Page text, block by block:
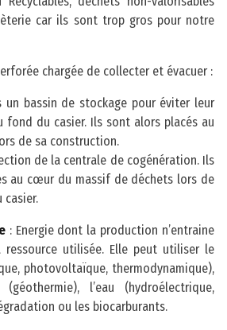
car ils sont trop gros pour notre
chargée de collecter et évacuer :
un bassin de stockage pour éviter leur
fond du casier. Ils sont alors placés au
de sa construction.
de la centrale de cogénération. Ils
au cœur du massif de déchets lors de
casier.
: Energie dont la production n’entraine
ressource utilisée. Elle peut utiliser le
photovoltaïque, thermodynamique),
l’eau (hydroélectrique,
ou les biocarburants.